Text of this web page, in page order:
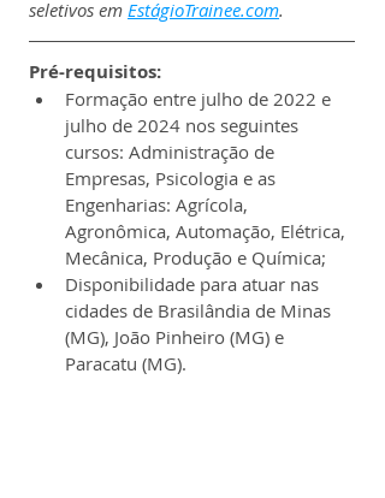
seletivos em EstágioTrainee.com.
Pré-requisitos:
Formação entre julho de 2022 e
julho de 2024 nos seguintes
cursos: Administração de
Empresas, Psicologia e as
Engenharias: Agrícola,
Agronômica, Automação, Elétrica,
Mecânica, Produção e Química;
Disponibilidade para atuar nas
cidades de Brasilândia de Minas
(MG), João Pinheiro (MG) e
Paracatu (MG).